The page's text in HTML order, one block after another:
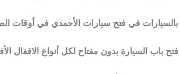
بالسيارات في فتح سيارات الأحمدي في أوقات
باب السيارة بدون مفتاح لكل أنواع الاقفال